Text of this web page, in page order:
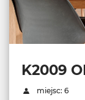
K2009
miejsc: 6